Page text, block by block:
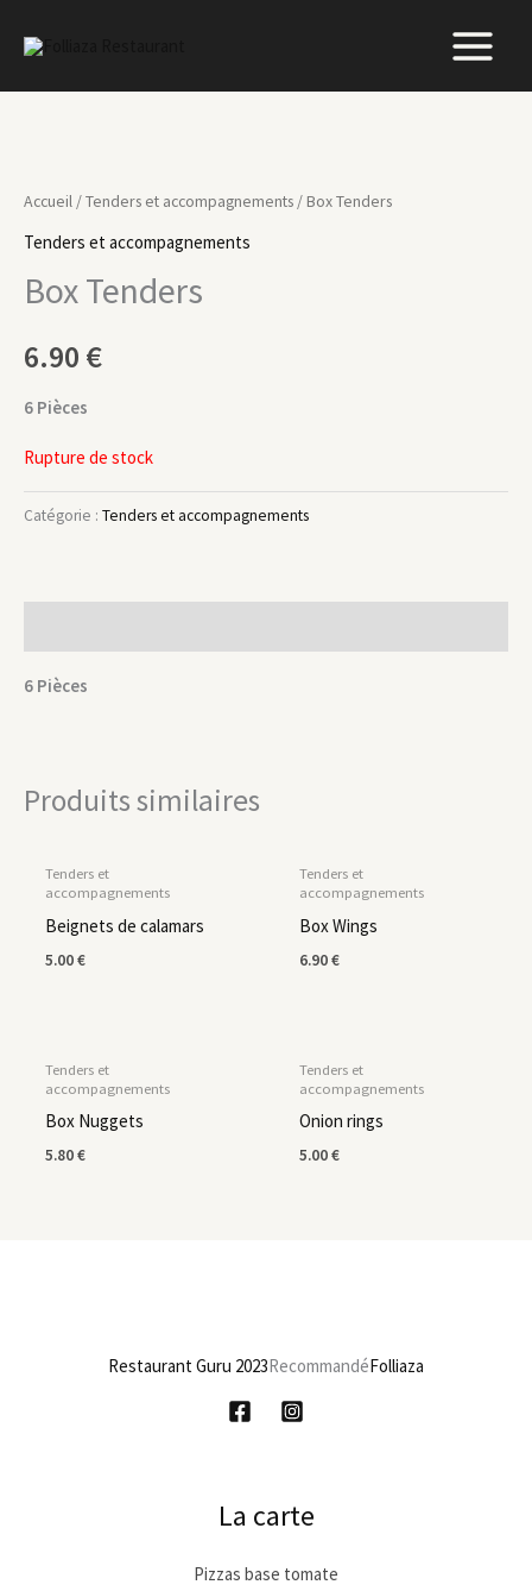
Accueil /Tenders et accompagnements / Box Tenders
Tenders et accompagnements
Box Tenders
6.90 €
6 Pièces
Rupture de stock
Catégorie : Tenders et accompagnements
6 Pièces
Produits similaires
Tenders et
accompagnements
Beignets de calamars
5.00€
Tenders et
accompagnements
Box Wings
6.90€
Tenders et
accompagnements
Box Nuggets
5.80€
Tenders et
accompagnements
Onion rings
5.00€
Restaurant Guru 2023RecommandéFolliaza
La carte
Pizzas base tomate